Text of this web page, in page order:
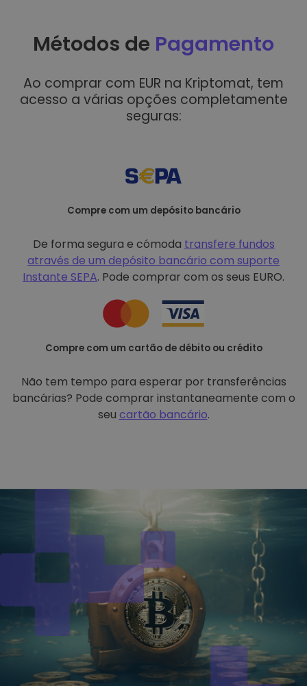
Métodos de Pagamento
Ao comprar com EUR na Kriptomat, tem
acesso a várias opções completamente
seguras:
Compre com um depósito bancário
De forma segura e cómoda transfere fundos
através de um depósito bancário com suporte
Instante SEPA. Pode comprar com os seus EURO.
Compre com um cartão de débito ou crédito
Não tem tempo para esperar por transferências
bancárias? Pode comprar instantaneamente com o
seu cartão bancário.